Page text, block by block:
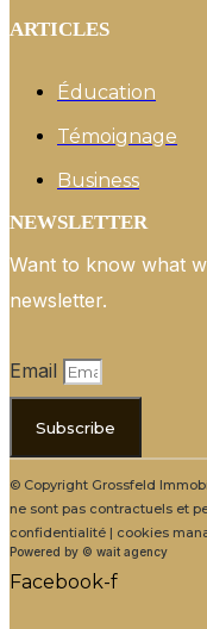
ARTICLES
Éducation
Témoignage
Business
NEWSLETTER
Want to know what
newsletter.
Email
Subscribe
© Copyright Grossfeld
ne sont pas contractuels et
confidentialité | cookies
Powered by © wait agency
Facebook-f